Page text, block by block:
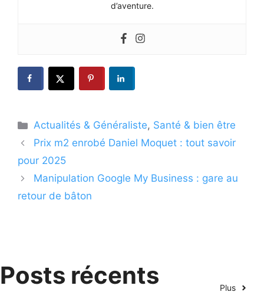
d’aventure.
Catégories
Actualités & Généraliste, Santé & bien être
Prix m2 enrobé Daniel Moquet : tout savoir
pour 2025
Manipulation Google My Business : gare au
retour de bâton
Posts récents Plus